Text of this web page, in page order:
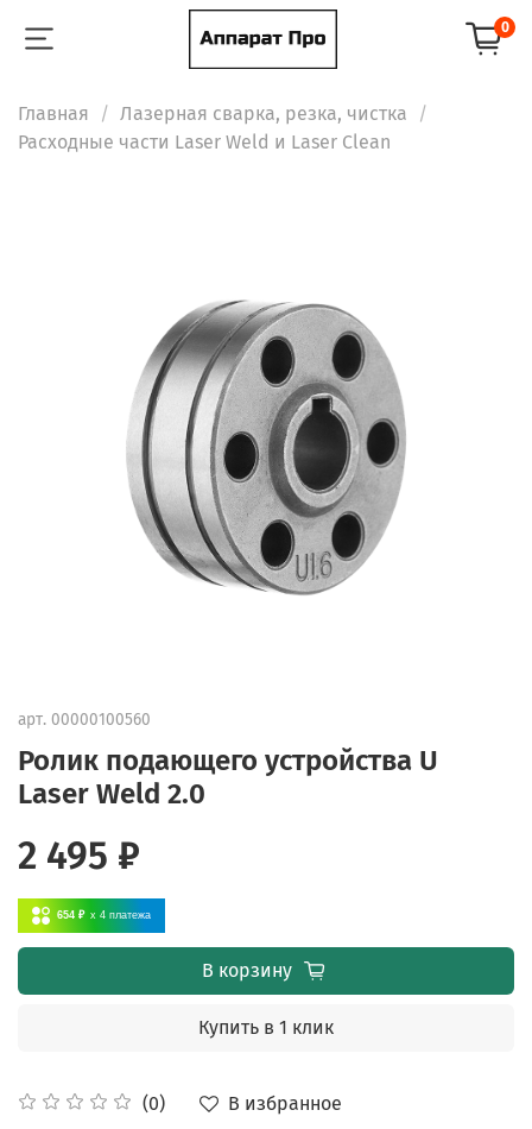
0
Главная
Лазерная сварка, резка, чистка
Расходные части Laser Weld и Laser Clean
арт. 00000100560
Ролик подающего устройства U
Laser Weld 2.0
(0)
В избранное
2 495 ₽
654 ₽ x 4 платежа
В корзину
Купить в 1 клик